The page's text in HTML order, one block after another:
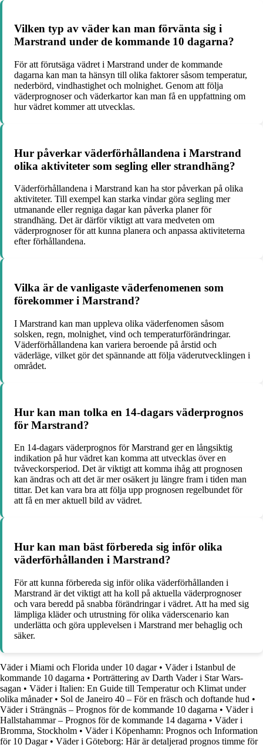
Vilken typ av väder kan man förvänta sig i
Marstrand under de kommande 10 dagarna?
För att förutsäga vädret i Marstrand under de kommande
dagarna kan man ta hänsyn till olika faktorer såsom temperatur,
nederbörd, vindhastighet och molnighet. Genom att följa
väderprognoser och väderkartor kan man få en uppfattning om
hur vädret kommer att utvecklas.
Hur påverkar väderförhållandena i Marstrand
olika aktiviteter som segling eller strandhäng?
Väderförhållandena i Marstrand kan ha stor påverkan på olika
aktiviteter. Till exempel kan starka vindar göra segling mer
utmanande eller regniga dagar kan påverka planer för
strandhäng. Det är därför viktigt att vara medveten om
väderprognoser för att kunna planera och anpassa aktiviteterna
efter förhållandena.
Vilka är de vanligaste väderfenomenen som
förekommer i Marstrand?
I Marstrand kan man uppleva olika väderfenomen såsom
solsken, regn, molnighet, vind och temperaturförändringar.
Väderförhållandena kan variera beroende på årstid och
väderläge, vilket gör det spännande att följa väderutvecklingen i
området.
Hur kan man tolka en 14-dagars väderprognos
för Marstrand?
En 14-dagars väderprognos för Marstrand ger en långsiktig
indikation på hur vädret kan komma att utvecklas över en
tvåveckorsperiod. Det är viktigt att komma ihåg att prognosen
kan ändras och att det är mer osäkert ju längre fram i tiden man
tittar. Det kan vara bra att följa upp prognosen regelbundet för
att få en mer aktuell bild av vädret.
Hur kan man bäst förbereda sig inför olika
väderförhållanden i Marstrand?
För att kunna förbereda sig inför olika väderförhållanden i
Marstrand är det viktigt att ha koll på aktuella väderprognoser
och vara beredd på snabba förändringar i vädret. Att ha med sig
lämpliga kläder och utrustning för olika väderscenario kan
underlätta och göra upplevelsen i Marstrand mer behaglig och
säker.
Väder i Miami och Florida under 10 dagar• Väder i Istanbul de
kommande 10 dagarna • Porträttering av Darth Vader i Star Wars-
sagan • Väder i Italien: En Guide till Temperatur och Klimat under
olika månader• Sol de Janeiro 40 – För en fräsch och doftande hud •
Väder i Strängnäs – Prognos för de kommande 10 dagarna • Väder i
Hallstahammar – Prognos för de kommande 14 dagarna • Väder i
Bromma, Stockholm • Väder i Köpenhamn: Prognos och Information
för 10 Dagar• Väder i Göteborg: Här är detaljerad prognos timme för